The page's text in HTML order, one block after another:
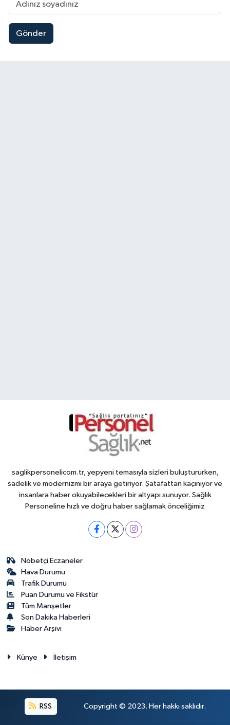
Gönder
saglikpersonelicom.tr, yepyeni temasıyla sizleri buluştururken,
sadelik ve modernizmi bir araya getiriyor. Şatafattan kaçınıyor ve
insanlara haber okuyabilecekleri bir altyapı sunuyor. Sağlık
Personeline hızlı ve doğru haber sağlamak önceliğimiz
Nöbetçi Eczaneler
Hava Durumu
Trafik Durumu
Puan Durumu ve Fikstür
Tüm Manşetler
Son Dakika Haberleri
Haber Arşivi
Künye İletişim
RSS Copyright © 2023. Her hakkı saklıdır.